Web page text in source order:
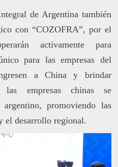
de Argentina también
con “COZOFRA”, por el
activamente para
para las empresas del
a China y brindar
las empresas chinas se
promoviendo las
el desarrollo regional.